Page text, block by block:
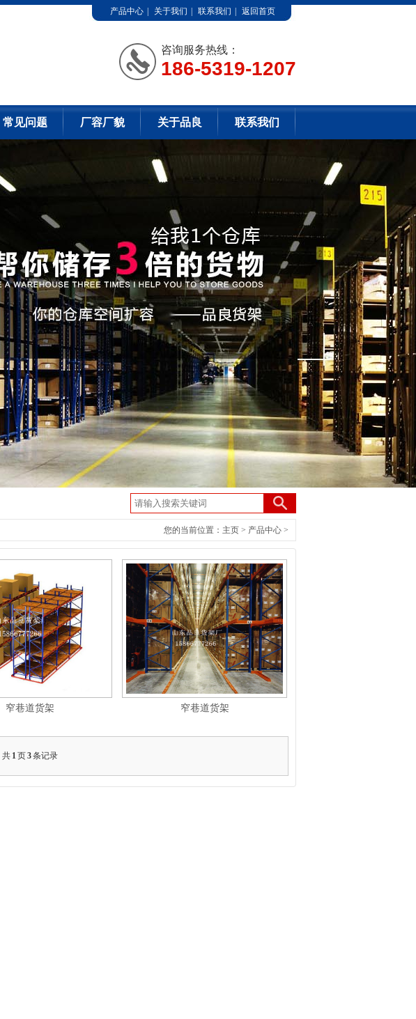
产品中心 关于我们 联系我们 返回首页
咨询服务热线：
186-5319-1207
常见问题 厂容厂貌 关于品良 联系我们
您的当前位置： 主页 > 产品中心 >
窄巷道货架 窄巷道货架
共 1页3条记录